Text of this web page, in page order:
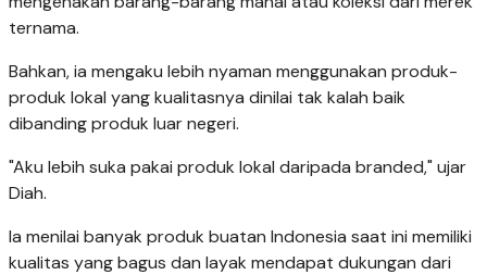
ternama.
Bahkan, ia mengaku lebih nyaman menggunakan produk-
produk lokal yang kualitasnya dinilai tak kalah baik
dibanding produk luar negeri.
"Aku lebih suka pakai produk lokal daripada branded," ujar
Diah.
Ia menilai banyak produk buatan Indonesia saat ini memiliki
kualitas yang bagus dan layak mendapat dukungan dari